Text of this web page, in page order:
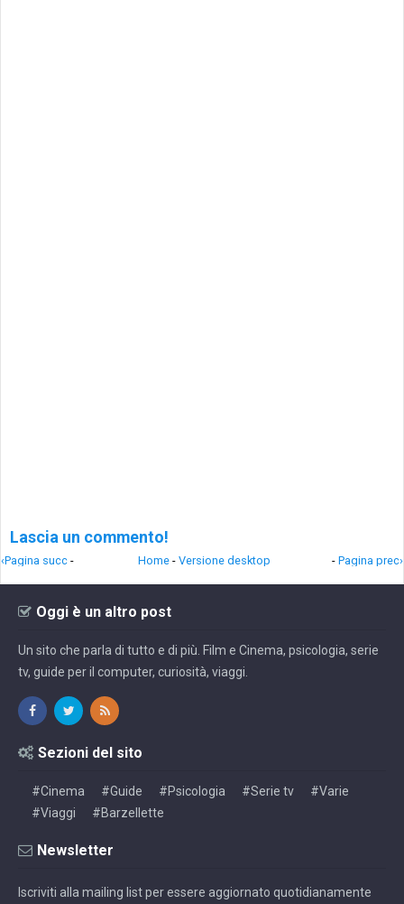
Lascia un commento!
‹Pagina succ - - Pagina prec›
Home - Versione desktop
Oggi è un altro post
Un sito che parla di tutto e di più. Film e Cinema, psicologia, serie
tv, guide per il computer, curiosità, viaggi.
Sezioni del sito
#Cinema #Guide #Psicologia #Serie tv
#Varie
#Viaggi
#Barzellette
Newsletter
Iscriviti alla mailing list per essere aggiornato quotidianamente